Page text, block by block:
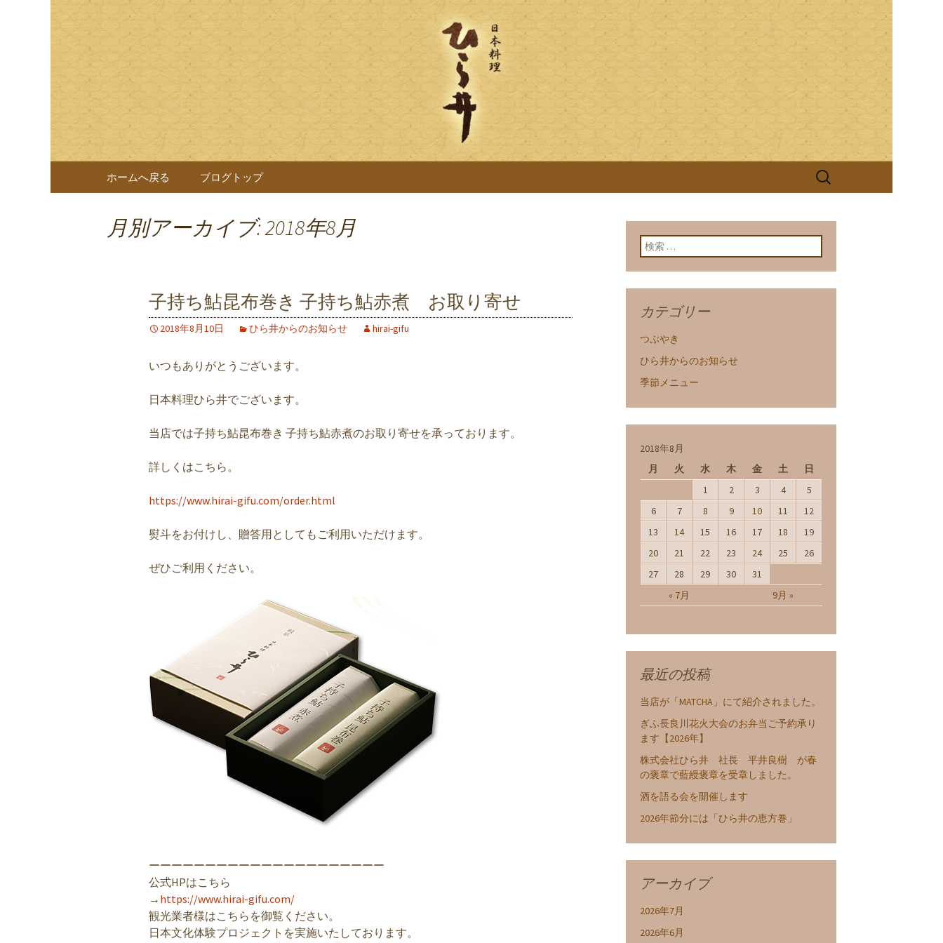
日本料理ひら井のブログ
岐阜県岐阜市の日本料理店「ひら井(ひらい)」は創業明治6年。受ける継がれる伝統と技を大切に、お客
様へのおもてなしをしております。ひら井に併設する、蕎麦屋の「吉照庵(きっしょうあん)」は、つ
なぎを一切使わない十割蕎麦を提供。
コンテンツへ移動
ホームへ戻る ブログトップ
検
月別アーカイブ: 2018年8月
子持ち鮎昆布巻き 子持ち鮎赤煮 お取り寄せ
2018年8月10日 ひら井からのお知らせ hirai-gifu
いつもありがとうございます。
日本料理ひら井でございます。
当店では子持ち鮎昆布巻き 子持ち鮎赤煮のお取り寄せを承っております。
詳しくはこちら。
https://www.hirai-gifu.com/order.html
熨斗をお付けし、贈答用としてもご利用いただけます。
ぜひご利用ください。
ーーーーーーーーーーーーーーーーーーーーー
公式HPはこちら
→ https://www.hirai-gifu.com/
観光業者様はこちらを御覧ください。
日本文化体験プロジェクトを実施いたしております。
検索:
カテゴリー
つぶやき
ひら井からのお知らせ
季節メニュー
2018年8月
月
火 水 木 金 土 日
« 7月 9月 »
1 2 3 4
5
6
7 8 9 10 11
12
13
14 15 16 17 18
19
20
21 22 23 24 25
26
27
28 29 30 31
最近の投稿
当店が「MATCHA」にて紹介されました。
ぎふ長良川花火大会のお弁当ご予約承り
ます【2026年】
株式会社ひら井 社長 平井良樹 が春
の褒章で藍綬褒章を受章しました。
酒を語る会を開催します
2026年節分には「ひら井の恵方巻」
アーカイブ
2026年7月
2026年6月